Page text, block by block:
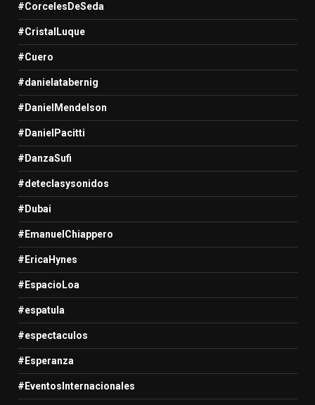
#CorcelesDeSeda
#CristalLuque
#Cuero
#danielatabernig
#DanielMendelson
#DanielPacitti
#DanzaSufi
#deteclasysonidos
#Dubai
#EmanuelChiappero
#EricaHynes
#EspacioLoa
#espatula
#espectaculos
#Esperanza
#EventosInternacionales